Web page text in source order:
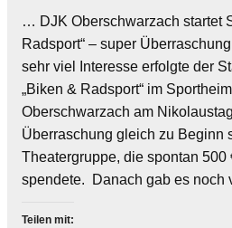
… DJK Oberschwarzach startet
Radsport“ – super
sehr viel Interesse erfolgte der
„Biken & Radsport“ im
Oberschwarzach am
Überraschung gleich zu Beginn
Theatergruppe, die spontan 500
spendete. Danach gab es noch
Teilen mit: